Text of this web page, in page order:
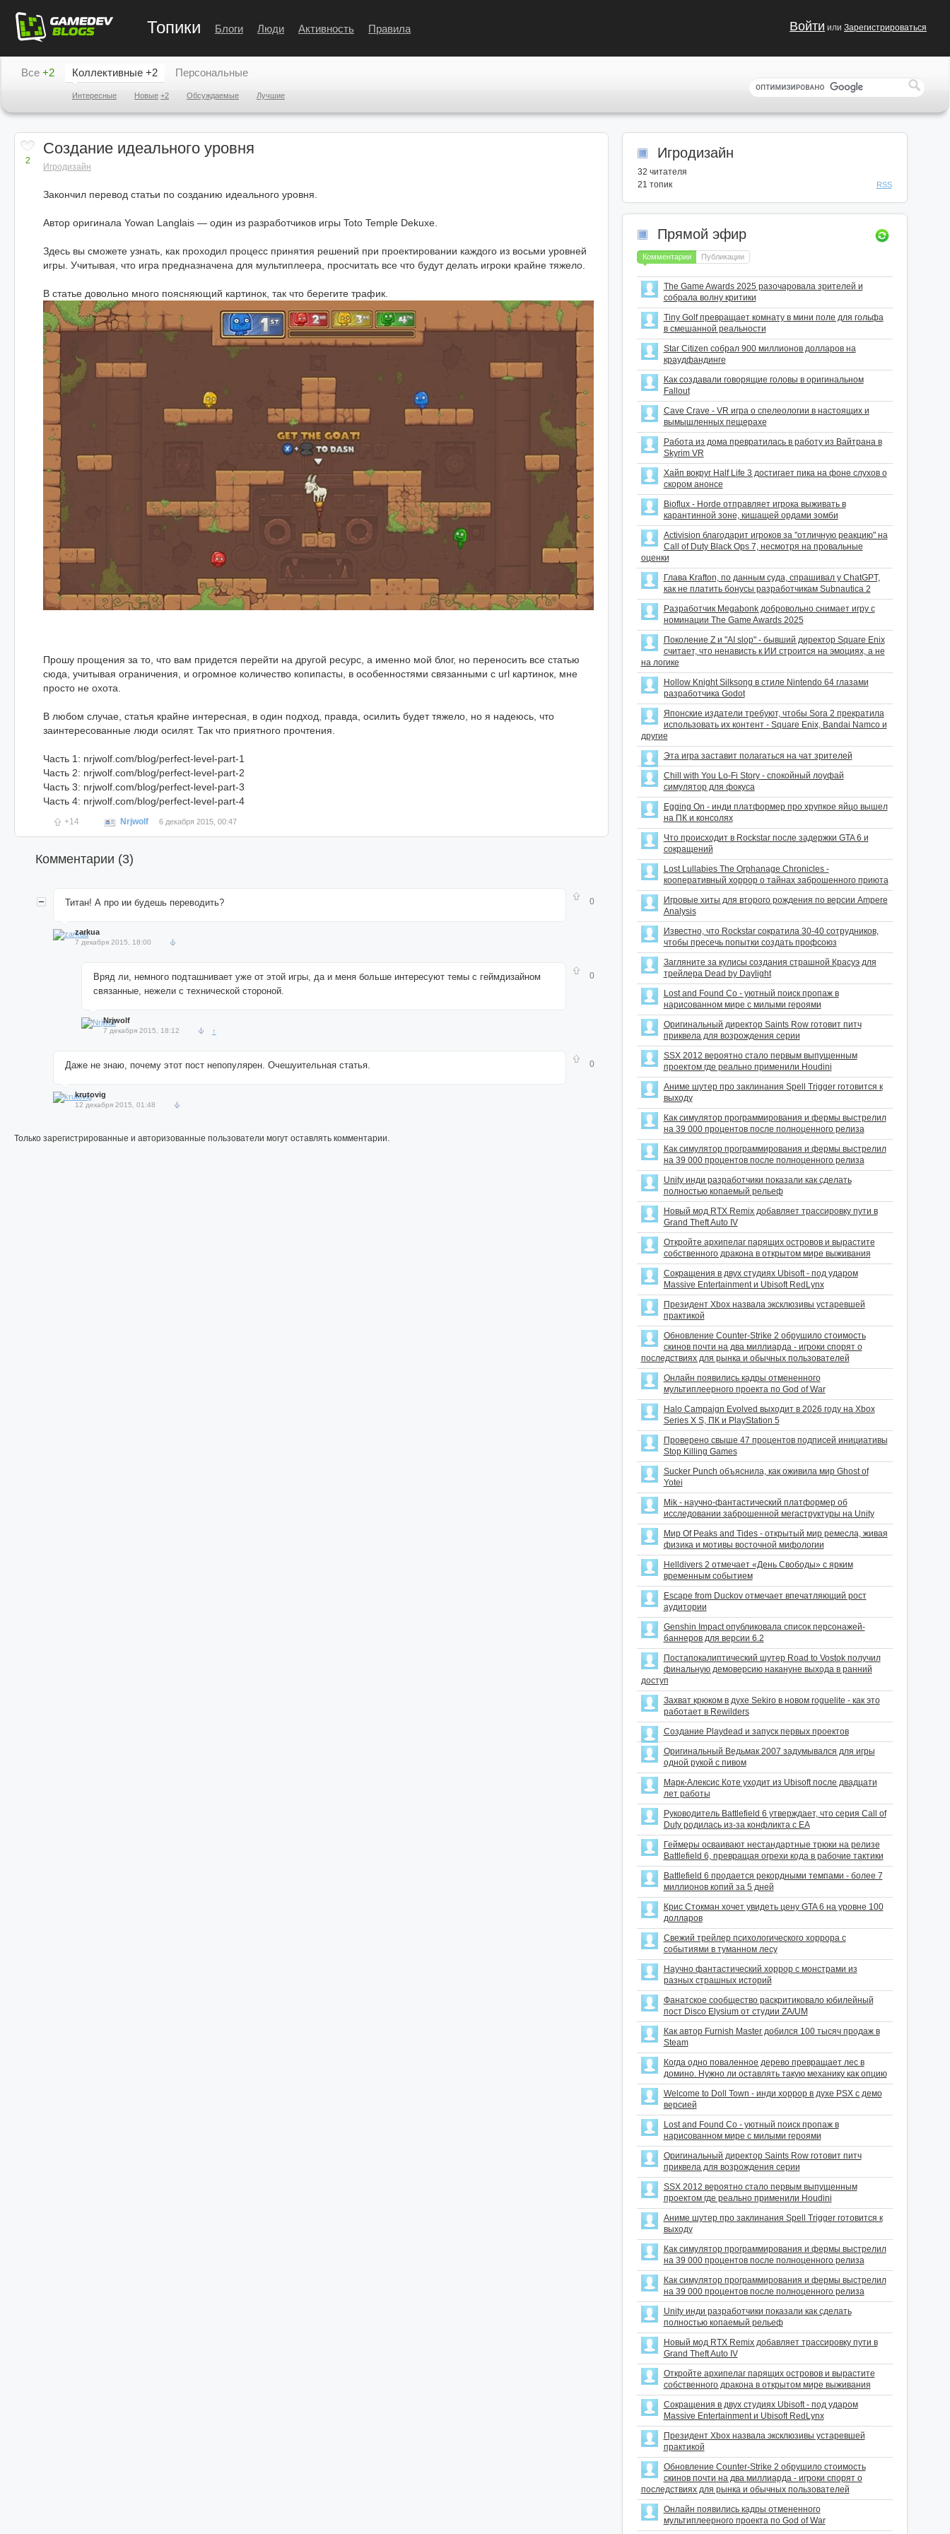
Войти или Зарегистрироваться
Топики Блоги Люди Активность Правила
Все +2 Коллективные +2
Интересные Новые +2 Обсуждаемые Лучшие
Персональные
Создание идеального уровня
2
Игродизайн
Закончил перевод статьи по созданию идеального уровня.
Автор оригинала Yowan Langlais — один из разработчиков игры Toto Temple Dekuxe.
Здесь вы сможете узнать, как проходил процесс принятия решений при проектировании каждого из восьми уровней
игры. Учитывая, что игра предназначена для мультиплеера, просчитать все что будут делать игроки крайне тяжело.
В статье довольно много поясняющий картинок, так что берегите трафик.
Прошу прощения за то, что вам придется перейти на другой ресурс, а именно мой блог, но переносить все статью
сюда, учитывая ограничения, и огромное количество копипасты, в особенностями связанными с url картинок, мне
просто не охота.
В любом случае, статья крайне интересная, в один подход, правда, осилить будет тяжело, но я надеюсь, что
заинтересованные люди осилят. Так что приятного прочтения.
Часть 1: nrjwolf.com/blog/perfect-level-part-1
Часть 2: nrjwolf.com/blog/perfect-level-part-2
Часть 3: nrjwolf.com/blog/perfect-level-part-3
Часть 4: nrjwolf.com/blog/perfect-level-part-4
+14 Nrjwolf 6 декабря 2015, 00:47
Комментарии (3)
0
Титан! А про ии будешь переводить?
zarkua
7 декабря 2015, 18:00
0
Вряд ли, немного подташнивает уже от этой игры, да и меня больше интересуют темы с геймдизайном
связанные, нежели с технической стороной.
Nrjwolf
7 декабря 2015, 18:12 ↑
0
Даже не знаю, почему этот пост непопулярен. Очешуительная статья.
krutovig
12 декабря 2015, 01:48
Только зарегистрированные и авторизованные пользователи могут оставлять комментарии.
Игродизайн
32 читателя
21 топик
RSS
Прямой эфир
Комментарии Публикации
The Game Awards 2025 разочаровала зрителей и
собрала волну критики
Tiny Golf превращает комнату в мини поле для гольфа
в смешанной реальности
Star Citizen собрал 900 миллионов долларов на
краудфандинге
Как создавали говорящие головы в оригинальном
Fallout
Cave Crave - VR игра о спелеологии в настоящих и
вымышленных пещерахе
Работа из дома превратилась в работу из Вайтрана в
Skyrim VR
Хайп вокруг Half Life 3 достигает пика на фоне слухов о
скором анонсе
Bioflux - Horde отправляет игрока выживать в
карантинной зоне, кишащей ордами зомби
Activision благодарит игроков за "отличную реакцию" на
Call of Duty Black Ops 7, несмотря на провальные
оценки
Глава Krafton, по данным суда, спрашивал у ChatGPT,
как не платить бонусы разработчикам Subnautica 2
Разработчик Megabonk добровольно снимает игру с
номинации The Game Awards 2025
Поколение Z и "AI slop" - бывший директор Square Enix
считает, что ненависть к ИИ строится на эмоциях, а не
на логике
Hollow Knight Silksong в стиле Nintendo 64 глазами
разработчика Godot
Японские издатели требуют, чтобы Sora 2 прекратила
использовать их контент - Square Enix, Bandai Namco и
другие
Эта игра заставит полагаться на чат зрителей
Chill with You Lo-Fi Story - спокойный лоуфай
симулятор для фокуса
Egging On - инди платформер про хрупкое яйцо вышел
на ПК и консолях
Что происходит в Rockstar после задержки GTA 6 и
сокращений
Lost Lullabies The Orphanage Chronicles -
кооперативный хоррор о тайнах заброшенного приюта
Игровые хиты для второго рождения по версии Ampere
Analysis
Известно, что Rockstar сократила 30-40 сотрудников,
чтобы пресечь попытки создать профсоюз
Загляните за кулисы создания страшной Красуэ для
трейлера Dead by Daylight
Lost and Found Co - уютный поиск пропаж в
нарисованном мире с милыми героями
Оригинальный директор Saints Row готовит питч
приквела для возрождения серии
SSX 2012 вероятно стало первым выпущенным
проектом где реально применили Houdini
Аниме шутер про заклинания Spell Trigger готовится к
выходу
Как симулятор программирования и фермы выстрелил
на 39 000 процентов после полноценного релиза
Как симулятор программирования и фермы выстрелил
на 39 000 процентов после полноценного релиза
Unity инди разработчики показали как сделать
полностью копаемый рельеф
Новый мод RTX Remix добавляет трассировку пути в
Grand Theft Auto IV
Откройте архипелаг парящих островов и вырастите
собственного дракона в открытом мире выживания
Сокращения в двух студиях Ubisoft - под ударом
Massive Entertainment и Ubisoft RedLynx
Президент Xbox назвала эксклюзивы устаревшей
практикой
Обновление Counter-Strike 2 обрушило стоимость
скинов почти на два миллиарда - игроки спорят о
последствиях для рынка и обычных пользователей
Онлайн появились кадры отмененного
мультиплеерного проекта по God of War
Halo Campaign Evolved выходит в 2026 году на Xbox
Series X S, ПК и PlayStation 5
Проверено свыше 47 процентов подписей инициативы
Stop Killing Games
Sucker Punch объяснила, как оживила мир Ghost of
Yotei
Mik - научно-фантастический платформер об
исследовании заброшенной мегаструктуры на Unity
Мир Of Peaks and Tides - открытый мир ремесла, живая
физика и мотивы восточной мифологии
Helldivers 2 отмечает «День Свободы» с ярким
временным событием
Escape from Duckov отмечает впечатляющий рост
аудитории
Genshin Impact опубликовала список персонажей-
баннеров для версии 6.2
Постапокалиптический шутер Road to Vostok получил
финальную демоверсию накануне выхода в ранний
доступ
Захват крюком в духе Sekiro в новом roguelite - как это
работает в Rewilders
Создание Playdead и запуск первых проектов
Оригинальный Ведьмак 2007 задумывался для игры
одной рукой с пивом
Марк-Алексис Коте уходит из Ubisoft после двадцати
лет работы
Руководитель Battlefield 6 утверждает, что серия Call of
Duty родилась из-за конфликта с EA
Геймеры осваивают нестандартные трюки на релизе
Battlefield 6, превращая огрехи кода в рабочие тактики
Battlefield 6 продается рекордными темпами - более 7
миллионов копий за 5 дней
Крис Стокман хочет увидеть цену GTA 6 на уровне 100
долларов
Свежий трейлер психологического хоррора с
событиями в туманном лесу
Научно фантастический хоррор с монстрами из
разных страшных историй
Фанатское сообщество раскритиковало юбилейный
пост Disco Elysium от студии ZA/UM
Как автор Furnish Master добился 100 тысяч продаж в
Steam
Когда одно поваленное дерево превращает лес в
домино. Нужно ли оставлять такую механику как опцию
Welcome to Doll Town - инди хоррор в духе PSX с демо
версией
Lost and Found Co - уютный поиск пропаж в
нарисованном мире с милыми героями
Оригинальный директор Saints Row готовит питч
приквела для возрождения серии
SSX 2012 вероятно стало первым выпущенным
проектом где реально применили Houdini
Аниме шутер про заклинания Spell Trigger готовится к
выходу
Как симулятор программирования и фермы выстрелил
на 39 000 процентов после полноценного релиза
Как симулятор программирования и фермы выстрелил
на 39 000 процентов после полноценного релиза
Unity инди разработчики показали как сделать
полностью копаемый рельеф
Новый мод RTX Remix добавляет трассировку пути в
Grand Theft Auto IV
Откройте архипелаг парящих островов и вырастите
собственного дракона в открытом мире выживания
Сокращения в двух студиях Ubisoft - под ударом
Massive Entertainment и Ubisoft RedLynx
Президент Xbox назвала эксклюзивы устаревшей
практикой
Обновление Counter-Strike 2 обрушило стоимость
скинов почти на два миллиарда - игроки спорят о
последствиях для рынка и обычных пользователей
Онлайн появились кадры отмененного
мультиплеерного проекта по God of War